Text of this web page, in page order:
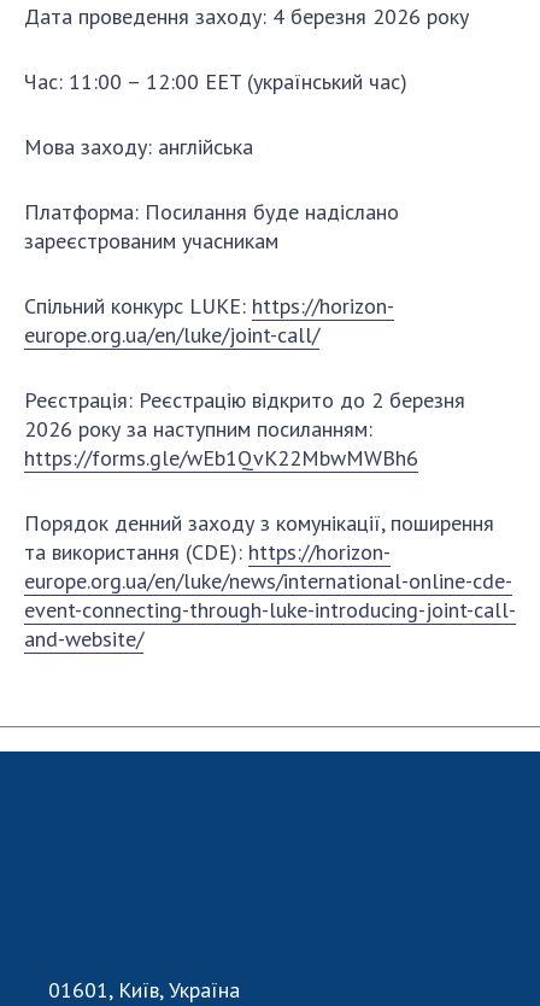
Відкрита наука в НАН України
Робота з молоддю
Членство в міжнародних організаціях
Міжнародні програми та конкурси
ДОКУМЕНТИ
Нормативні акти НАН України
Державний бюджет НАН України
Вибори до складу НАН України
НОВИНИ
ЗАСІДАННЯ ПРЕЗИДІЇ НАН УКРАЇНИ
НАУКОВІ ВИДАННЯ
АКАДЕМІЯ КОМЕНТУЄ
Дата проведення заходу: 4 березня 2026 року
Час: 11:00 – 12:00 EET (український час)
Мова заходу: англійська
Платформа: Посилання буде надіслано
зареєстрованим учасникам
Спільний конкурс LUKE: https://horizon-
europe.org.ua/en/luke/joint-call/
Реєстрація: Реєстрацію відкрито до 2 березня
2026 року за наступним посиланням:
https://forms.gle/wEb1QvK22MbwMWBh6
Порядок денний заходу з комунікації, поширення
та використання (CDE): https://horizon-
europe.org.ua/en/luke/news/international-online-cde-
event-connecting-through-luke-introducing-joint-call-
and-website/
01601, Київ, Україна